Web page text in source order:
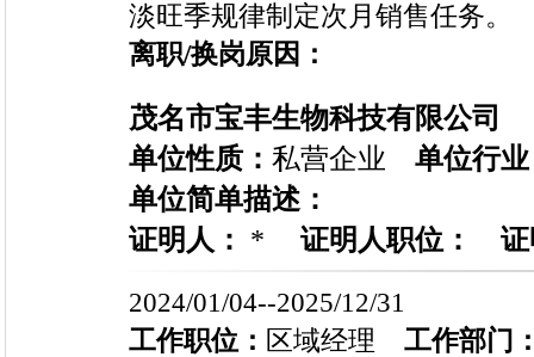
淡旺季规律制定次月销售任务。
离职/换岗原因：
茂名市宝丰生物科技有限公司
单位性质： 私营企业 单位行
单位简单描述：
证明人： * 证明人职位：
2024/01/04--2025/12/31
工作职位： 区域经理 工作部门